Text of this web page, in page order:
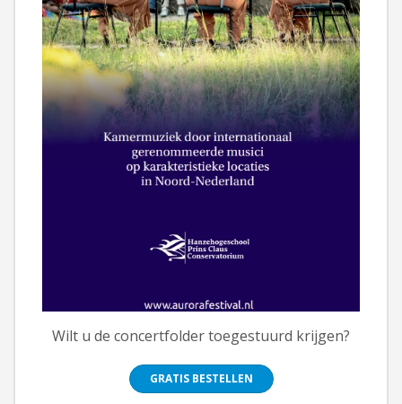
Wilt u de concertfolder toegestuurd krijgen?
GRATIS BESTELLEN